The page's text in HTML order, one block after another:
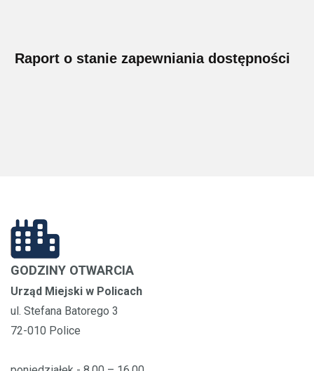
Raport o stanie zapewniania dostępności
GODZINY OTWARCIA
Urząd Miejski w Policach
ul. Stefana Batorego 3
72-010 Police